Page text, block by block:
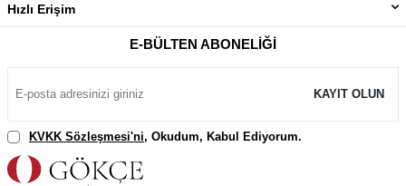
Hızlı Erişim
E-BÜLTEN ABONELIĞI
KAYIT OLUN
KVKK Sözleşmesi'ni, Okudum, Kabul Ediyorum.